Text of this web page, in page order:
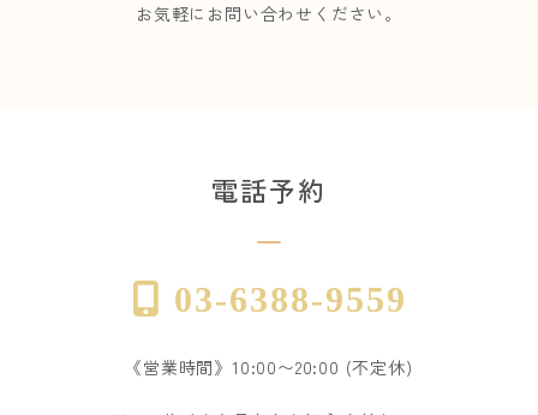
お気軽にお問い合わせください。
電話予約
03-6388-9559
《営業時間》10:00〜20:00 (不定休)